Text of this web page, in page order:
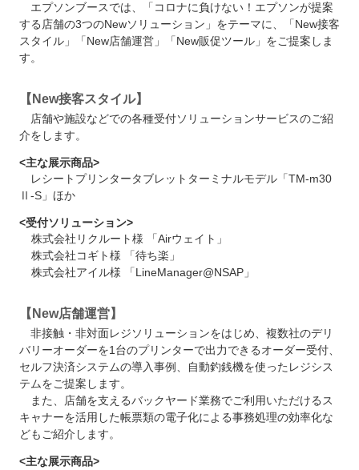
エプソンブースでは、「コロナに負けない！エプソンが提案
する店舗の3つのNewソリューション」をテーマに、「New接客
スタイル」「New店舗運営」「New販促ツール」をご提案しま
す。
【New接客スタイル】
店舗や施設などでの各種受付ソリューションサービスのご紹
介をします。
<主な展示商品>
レシートプリンタータブレットターミナルモデル「TM-m30
Ⅱ-S」ほか
<受付ソリューション>
株式会社リクルート様 「Airウェイト」
株式会社コギト様 「待ち楽」
株式会社アイル様 「LineManager@NSAP」
【New店舗運営】
非接触・非対面レジソリューションをはじめ、複数社のデリ
バリーオーダーを1台のプリンターで出力できるオーダー受付、
セルフ決済システムの導入事例、自動釣銭機を使ったレジシス
テムをご提案します。
また、店舗を支えるバックヤード業務でご利用いただけるス
キャナーを活用した帳票類の電子化による事務処理の効率化な
どもご紹介します。
<主な展示商品>